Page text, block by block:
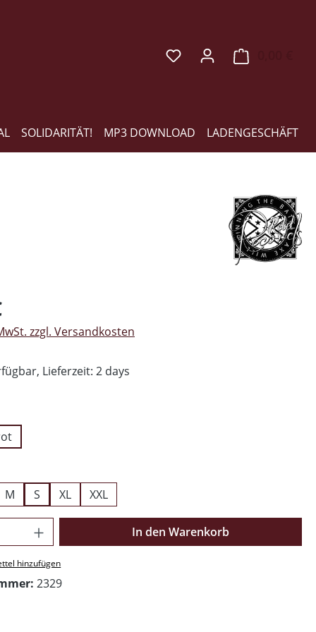
SOLIDARITÄT! MP3 DOWNLOAD LADENGESCHÄFT
zzgl. Versandkosten
Lieferzeit: 2 days
M
S XL XXL
Gib den gewünschten Wert
In den Warenkorb
hinzufügen
2329